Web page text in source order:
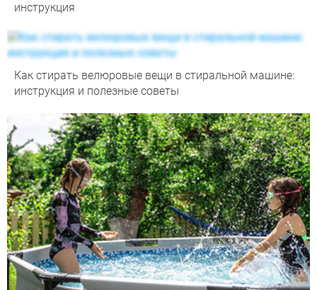
инструкция
Как стирать велюровые вещи в стиральной машине:
инструкция и полезные советы